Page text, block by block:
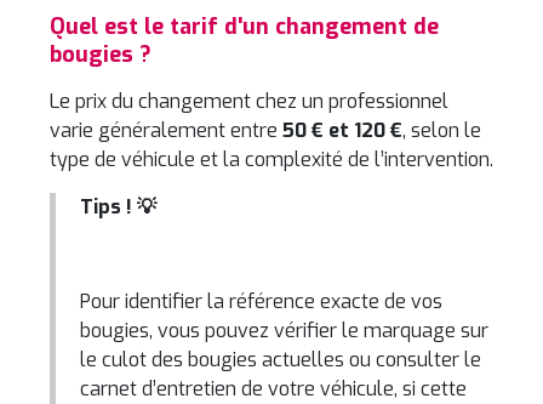
Quel est le tarif d'un changement de
bougies ?
Le prix du changement chez un professionnel
varie généralement entre 50 € et 120 €, selon le
type de véhicule et la complexité de l’intervention.
Tips ! 💡
Pour identifier la référence exacte de vos
bougies, vous pouvez vérifier le marquage sur
le culot des bougies actuelles ou consulter le
carnet d’entretien de votre véhicule, si cette